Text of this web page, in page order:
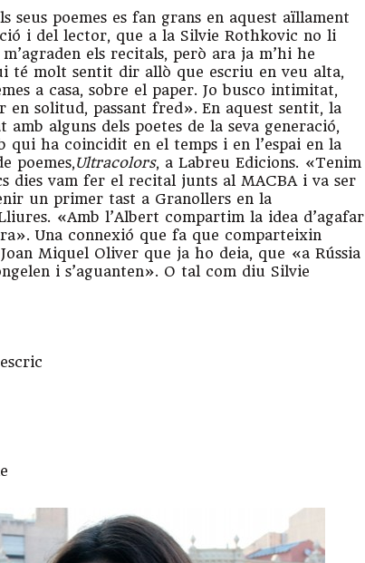
seus poemes es fan grans en aquest aïllament
i del lector, que a la Silvie Rothkovic no li
els recitals, però ara ja m’hi he
té molt sentit dir allò que escriu en veu alta,
a casa, sobre el paper. Jo busco intimitat,
solitud, passant fred». En aquest sentit, la
alguns dels poetes de la seva generació,
qui ha coincidit en el temps i en l’espai en la
poemes,Ultracolors, a Labreu Edicions. «Tenim
dies vam fer el recital junts al MACBA i va ser
un primer tast a Granollers en la
«Amb l’Albert compartim la idea d’agafar
Una connexió que fa que comparteixin
Miquel Oliver que ja ho deia, que «a Rússia
i s’aguanten». O tal com diu Silvie